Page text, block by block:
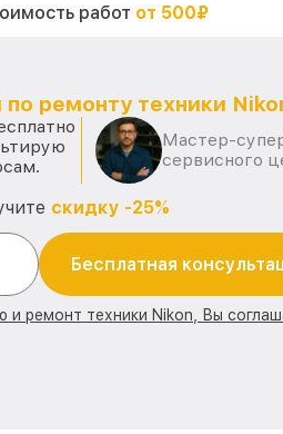
работ от 500₽
по ремонту техники
Мастер-
сервисного
скидку -25%
Бесплатная
и ремонт техники Nikon, Вы